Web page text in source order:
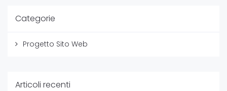
Categorie
Progetto Sito Web
Articoli recenti